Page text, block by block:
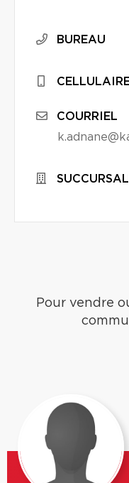
BUREAU
COURRIEL
Pour vendre